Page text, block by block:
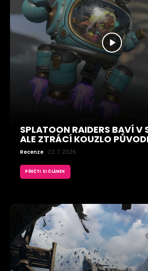
SPLATOON RAIDERS BAVÍ V
ALE ZTRÁCÍ KOUZLO
Recenze 22. 7. 2026
PŘEČTI SI ČLÁNEK